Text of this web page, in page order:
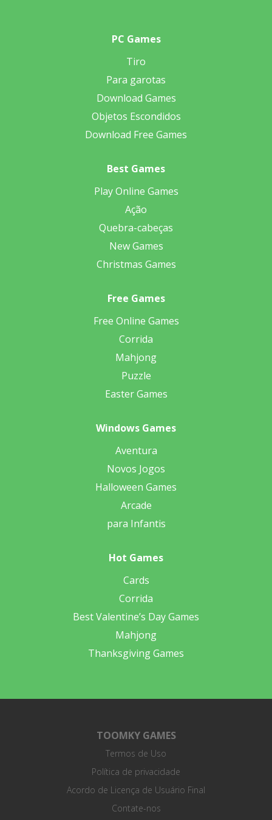
PC Games
Tiro
Para garotas
Download Games
Objetos Escondidos
Download Free Games
Best Games
Play Online Games
Ação
Quebra-cabeças
New Games
Christmas Games
Free Games
Free Online Games
Corrida
Mahjong
Puzzle
Easter Games
Windows Games
Aventura
Novos Jogos
Halloween Games
Arcade
para Infantis
Hot Games
Cards
Corrida
Best Valentine’s Day Games
Mahjong
Thanksgiving Games
TOOMKY GAMES
Termos de Uso
Política de privacidade
Acordo de Licença de Usuário Final
Contate-nos